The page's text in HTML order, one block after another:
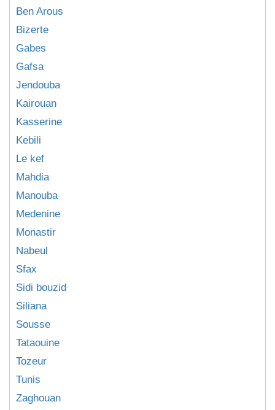
Ben Arous
Bizerte
Gabes
Gafsa
Jendouba
Kairouan
Kasserine
Kebili
Le kef
Mahdia
Manouba
Medenine
Monastir
Nabeul
Sfax
Sidi bouzid
Siliana
Sousse
Tataouine
Tozeur
Tunis
Zaghouan